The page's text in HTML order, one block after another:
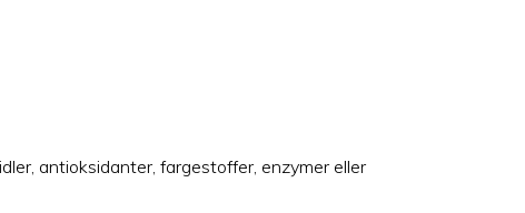
antioksidanter, fargestoffer, enzymer eller